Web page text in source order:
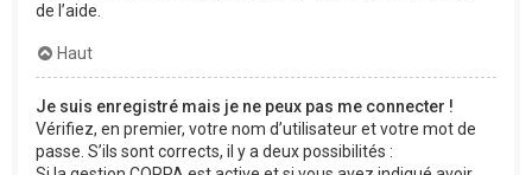
de l’aide.
Haut
Je suis enregistré mais je ne peux pas me connecter !
Vérifiez, en premier, votre nom d’utilisateur et votre mot de
passe. S’ils sont corrects, il y a deux possibilités :